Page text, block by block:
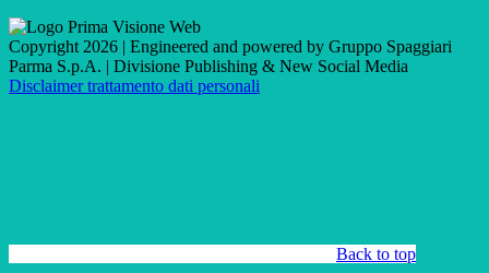
Copyright 2026 | Engineered and powered by Gruppo Spaggiari
Parma S.p.A. | Divisione Publishing & New Social Media
Disclaimer trattamento dati personali
Back to top